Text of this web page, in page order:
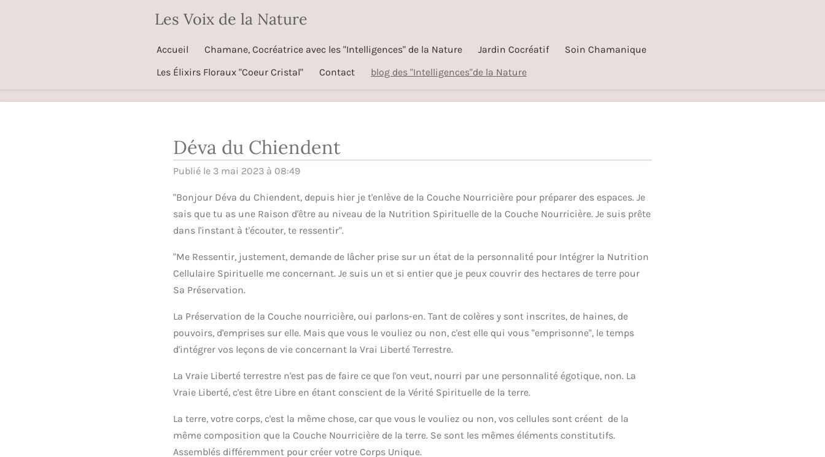
Les Voix de la Nature
Accueil Chamane, Cocréatrice avec les "Intelligences" de la Nature Jardin Cocréatif
Soin Chamanique
Les Élixirs Floraux "Coeur Cristal"
Contact blog des "Intelligences"de la Nature
Déva du Chiendent
Publié le 3 mai 2023 à 08:49
"Bonjour Déva du Chiendent, depuis hier je t'enlève de la Couche Nourricière pour préparer des espaces. Je
sais que tu as une Raison d'être au niveau de la Nutrition Spirituelle de la Couche Nourricière. Je suis prête
dans l'instant à t'écouter, te ressentir".
"Me Ressentir, justement, demande de lâcher prise sur un état de la personnalité pour Intégrer la Nutrition
Cellulaire Spirituelle me concernant. Je suis un et si entier que je peux couvrir des hectares de terre pour
Sa Préservation.
La Préservation de la Couche nourricière, oui parlons-en. Tant de colères y sont inscrites, de haines, de
pouvoirs, d'emprises sur elle. Mais que vous le vouliez ou non, c'est elle qui vous "emprisonne", le temps
d'intégrer vos leçons de vie concernant la Vrai Liberté Terrestre.
La Vraie Liberté terrestre n'est pas de faire ce que l'on veut, nourri par une personnalité égotique, non. La
Vraie Liberté, c'est être Libre en étant conscient de la Vérité Spirituelle de la terre.
La terre, votre corps, c'est la même chose, car que vous le vouliez ou non, vos cellules sont créent de la
même composition que la Couche Nourricière de la terre. Se sont les mêmes éléments constitutifs.
Assemblés différemment pour créer votre Corps Unique.